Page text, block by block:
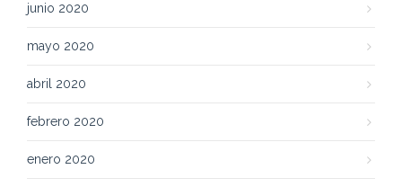
junio 2020
mayo 2020
abril 2020
febrero 2020
enero 2020